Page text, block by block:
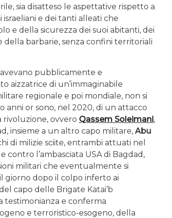
sia disatteso le aspettative rispetto a
e dei tanti alleati che
e della sicurezza dei suoi abitanti, dei
barbarie, senza confini territoriali
pubblicamente e
aizzatrice di un’immaginabile
regionale e poi mondiale, non si
anni or sono, nel 2020, di un attacco
rivoluzione, ovvero Qassem Soleimani,
insieme a un altro capo militare, Abu
di milizie sciite, entrambi attuati nel
contro l’ambasciata USA di Bagdad,
militari che eventualmente si
giorno dopo il colpo inferto ai
capo delle Brigate Katai’b
testimonianza e conferma
e terroristico-esogeno, della